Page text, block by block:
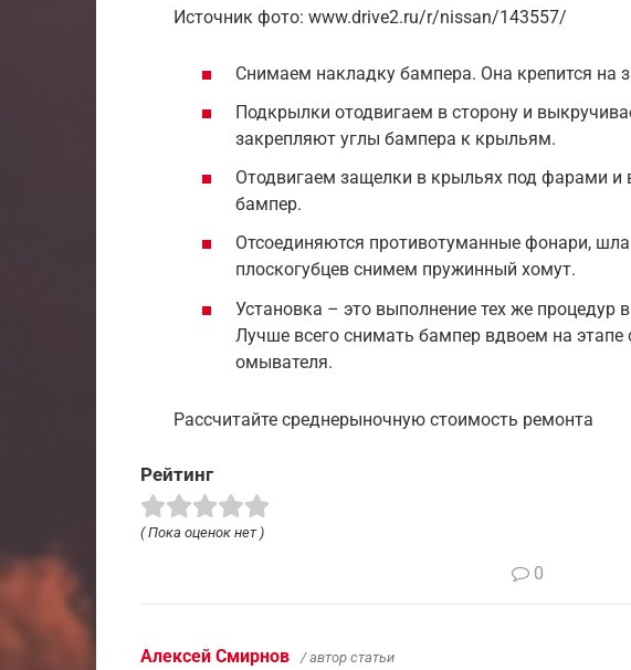
Источник фото: www.drive2.ru/r/nissan/143557/
Снимаем накладку бампера. Она крепится на
Подкрылки отодвигаем в сторону и
закрепляют углы бампера к крыльям.
Отодвигаем защелки в крыльях под фарами и
бампер.
Отсоединяются противотуманные фонари,
плоскогубцев снимем пружинный хомут.
Установка – это выполнение тех же процедур
Лучше всего снимать бампер вдвоем на этапе
омывателя.
Рассчитайте среднерыночную стоимость ремонта
Рейтинг
( Пока оценок нет )
0
Алексей Смирнов / автор статьи